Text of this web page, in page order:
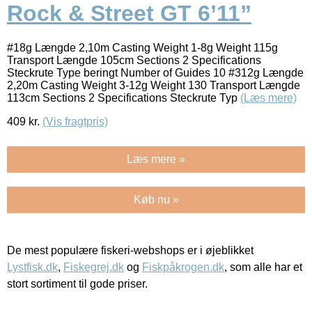
Rock & Street GT 6’11”
#18g Længde 2,10m Casting Weight 1-8g Weight 115g
Transport Længde 105cm Sections 2 Specifications
Steckrute Type beringt Number of Guides 10 #312g Længde
2,20m Casting Weight 3-12g Weight 130 Transport Længde
113cm Sections 2 Specifications Steckrute Typ (Læs mere)
409 kr. (Vis fragtpris)
Læs mere »
Køb nu »
De mest populære fiskeri-webshops er i øjeblikket
Lystfisk.dk, Fiskegrej.dk og Fiskpåkrogen.dk, som alle har et
stort sortiment til gode priser.